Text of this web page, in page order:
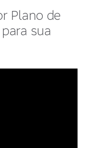
Plano de
sua